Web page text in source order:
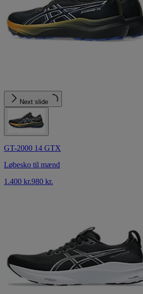
Next slide
GT-2000 14 GTX
Løbesko til mænd
1.400 kr.980 kr.